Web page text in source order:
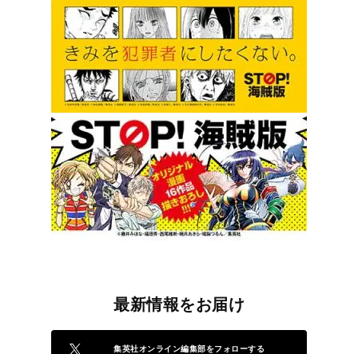
最新情報をお届け
集英社オンライン編集部をフォローする